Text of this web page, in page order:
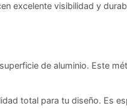
excelente visibilidad y
de aluminio. Este
total para tu diseño. Es